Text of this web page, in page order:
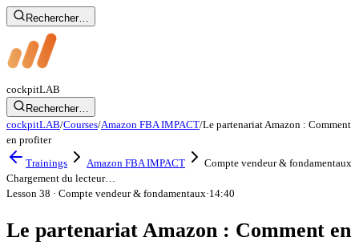
Rechercher…
cockpitLAB
Rechercher…
cockpitLAB/Courses/Amazon FBA IMPACT/Le partenariat Amazon : Comment
en profiter
Trainings
Amazon FBA IMPACT
Compte vendeur & fondamentaux
Chargement du lecteur…
Lesson 38 · Compte vendeur & fondamentaux·14:40
Le partenariat Amazon : Comment en